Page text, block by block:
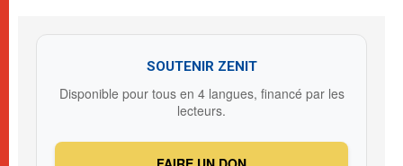
SOUTENIR ZENIT
Disponible pour tous en 4 langues, financé par les
lecteurs.